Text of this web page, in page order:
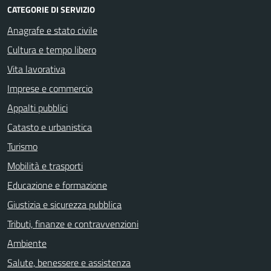
CATEGORIE DI SERVIZIO
Anagrafe e stato civile
Cultura e tempo libero
Vita lavorativa
Imprese e commercio
Appalti pubblici
Catasto e urbanistica
Turismo
Mobilità e trasporti
Educazione e formazione
Giustizia e sicurezza pubblica
Tributi, finanze e contravvenzioni
Ambiente
Salute, benessere e assistenza